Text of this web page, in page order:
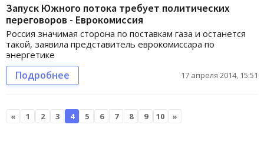
Запуск Южного потока требует политических
переговоров - Еврокомиссия
Россия значимая сторона по поставкам газа и останется
такой, заявила представитель еврокомиссара по
энергетике
Подробнее 17 апреля 2014, 15:51
« 1 2 3 4 5 6 7 8 9 10 »